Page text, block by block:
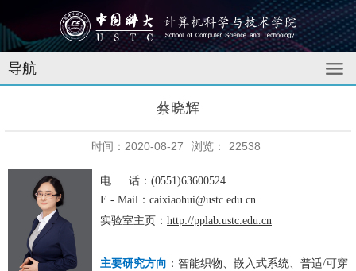
导航
蔡晓辉
时间：2020-08-27 浏览： 22538
电 话：(0551)63600524
E - Mail：caixiaohui@ustc.edu.cn
实验室主页： http://pplab.ustc.edu.cn
主要研究方向 ：智能织物、嵌入式系统、普适/可穿